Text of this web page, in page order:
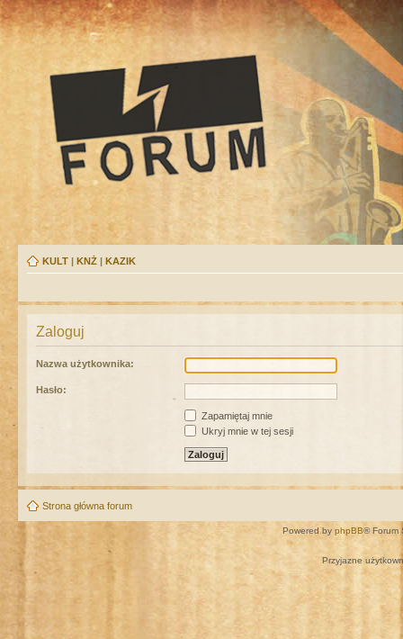
KULT | KNŻ | KAZIK
Zaloguj
Nazwa użytkownika:
Hasło:
Zapamiętaj mnie
Ukryj mnie w tej sesji
Strona główna forum
Powered by phpBB® Forum
Przyjazne